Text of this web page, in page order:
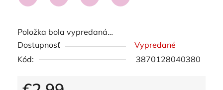
Položka bola vypredaná…
Dostupnosť
Vypredané
Kód:
3870128040380